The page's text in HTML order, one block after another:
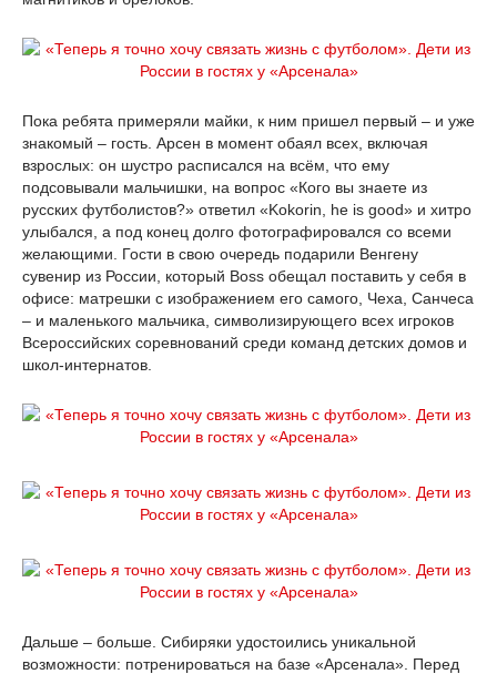
Пока ребята примеряли майки, к ним пришел первый – и уже
знакомый – гость. Арсен в момент обаял всех, включая
взрослых: он шустро расписался на всём, что ему
подсовывали мальчишки, на вопрос «Кого вы знаете из
русских футболистов?» ответил «Kokorin, he is good» и хитро
улыбался, а под конец долго фотографировался со всеми
желающими. Гости в свою очередь подарили Венгену
сувенир из России, который Boss обещал поставить у себя в
офисе: матрешки с изображением его самого, Чеха, Санчеса
– и маленького мальчика, символизирующего всех игроков
Всероссийских соревнований среди команд детских домов и
школ-интернатов.
Дальше – больше. Сибиряки удостоились уникальной
возможности: потренироваться на базе «Арсенала». Перед